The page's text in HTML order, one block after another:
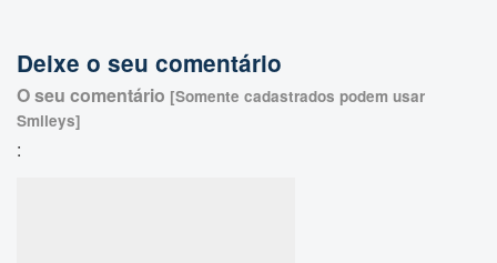
Deixe o seu comentário
O seu comentário [Somente cadastrados podem usar
Smileys]
: